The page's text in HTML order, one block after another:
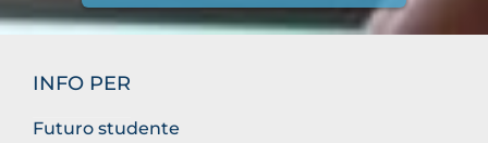
INFO PER
Futuro studente